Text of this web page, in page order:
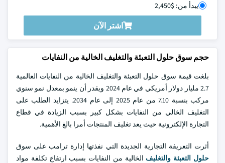
يبدأ من: $2,450
اشتر الآن
حجم سوق حلول التعبئة والتغليف الخالية من النفايات
بلغت قيمة سوق حلول التعبئة والتغليف الخالية من النفايات العالمية
2.7 مليار دولار أمريكي في عام 2024 ويقدر أن ينمو بمعدل نمو سنوي
مركب بنسبة 10٪ من عام 2025 إلى عام 2034. يتزايد الطلب على
التغليف الخالي من النفايات بشكل كبير بسبب الزيادة في قطاع
التجارة الإلكترونية حيث يعد تغليف المنتجات أمرا بالغ الأهمية.
أثرت التعريفة التجارية الجديدة التي نفذتها إدارة ترامب على سوق
حلول التعبئة والتغليف الخالية من النفايات بسبب ارتفاع تكلفة مواد